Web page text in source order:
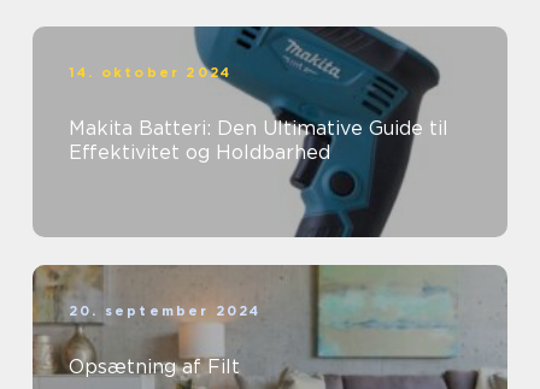
14. oktober 2024
Makita Batteri: Den Ultimative Guide til
Effektivitet og Holdbarhed
20. september 2024
Opsætning af Filt